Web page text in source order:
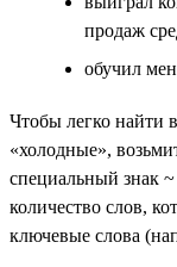
продаж
обучил
Чтобы легко найти
«холодные»,
специальный знак ~
количество слов,
ключевые слова